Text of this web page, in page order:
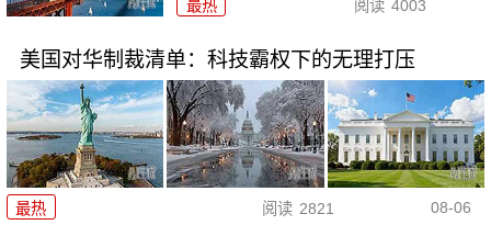
最热 阅读 4003
美国对华制裁清单：科技霸权下的无理打压
最热 阅读 2821 08-06